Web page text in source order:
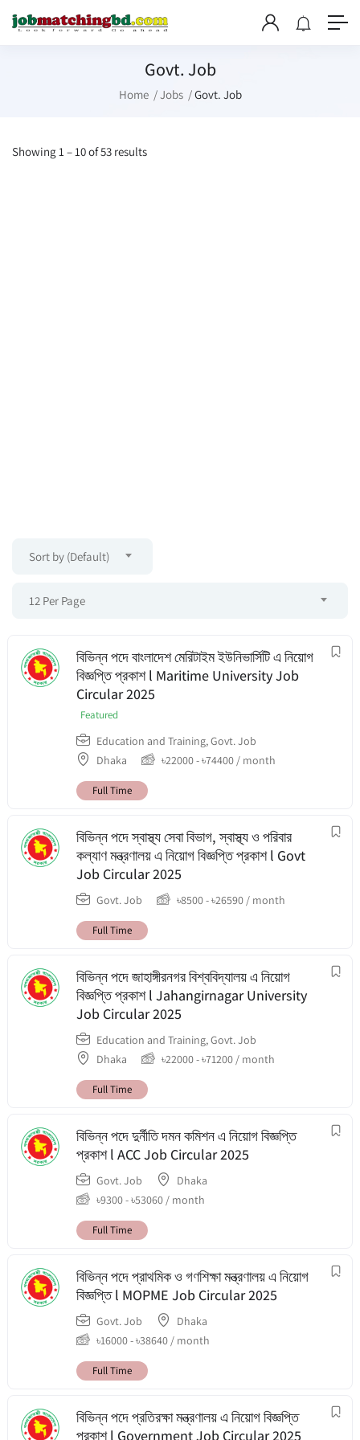
Govt. Job
Home Jobs Govt. Job
Showing1 –10of 53 results
Sort by (Default)
12 Per Page
বিভিন্ন পদে বাংলাদেশ মেরিটাইম ইউনিভার্সিটি এ নিয়োগ
বিজ্ঞপ্তি প্রকাশ l Maritime University Job
Circular 2025
Featured
Education and Training,Govt. Job
Dhaka
৳22000-৳74400 / month
Full Time
বিভিন্ন পদে স্বাস্থ্য সেবা বিভাগ, স্বাস্থ্য ও পরিবার
কল্যাণ মন্ত্রণালয় এ নিয়োগ বিজ্ঞপ্তি প্রকাশ l Govt
Job Circular 2025
Govt. Job ৳8500-৳26590 / month
Full Time
বিভিন্ন পদে জাহাঙ্গীরনগর বিশ্ববিদ্যালয় এ নিয়োগ
বিজ্ঞপ্তি প্রকাশ l Jahangirnagar University
Job Circular 2025
Education and Training,Govt. Job
Dhaka
৳22000-৳71200 / month
Full Time
বিভিন্ন পদে দুর্নীতি দমন কমিশন এ নিয়োগ বিজ্ঞপ্তি
প্রকাশ l ACC Job Circular 2025
Govt. Job
Dhaka
৳9300-৳53060 / month
Full Time
বিভিন্ন পদে প্রাথমিক ও গণশিক্ষা মন্ত্রণালয় এ নিয়োগ
বিজ্ঞপ্তি l MOPME Job Circular 2025
Govt. Job
Dhaka
৳16000-৳38640 / month
Full Time
বিভিন্ন পদে প্রতিরক্ষা মন্ত্রণালয় এ নিয়োগ বিজ্ঞপ্তি
প্রকাশ l Government Job Circular 2025